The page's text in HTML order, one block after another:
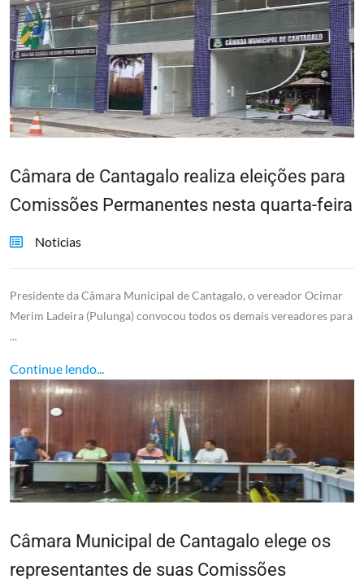
Câmara de Cantagalo realiza eleições para
Comissões Permanentes nesta quarta-feira
Noticias
Presidente da Câmara Municipal de Cantagalo, o vereador Ocimar
Merim Ladeira (Pulunga) convocou todos os demais vereadores para
...
Continue lendo...
Câmara Municipal de Cantagalo elege os
representantes de suas Comissões